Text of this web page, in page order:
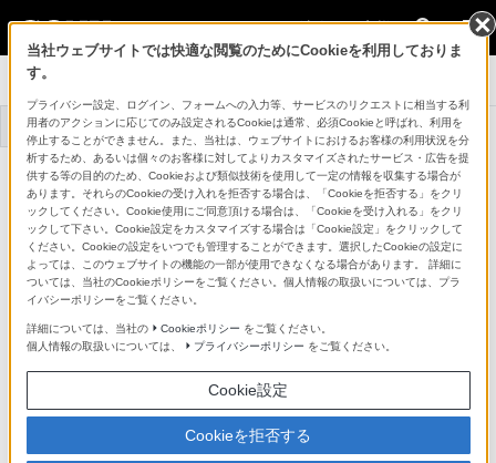
法人のお客様
システムカメラ
トップ 商品一覧 事例一覧
HDポータブルカメラ
HDC-3100
詳細メニュー
対応商品・アクセサリー
CCU / エクステンションアダプター / 関連商品
カメラ関連オプション / アクセサリー
カメラコントロールネットワークアダプター
三脚アダプター
ソフトウェア / ライセンス
当社ウェブサイトでは快適な閲覧のためにCookieを利用しておりま
す。
プライバシー設定、ログイン、フォームへの入力等、サービスのリクエストに相当する利
用者のアクションに応じてのみ設定されるCookieは通常、必須Cookieと呼ばれ、利用を
停止することができません。また、当社は、ウェブサイトにおけるお客様の利用状況を分
析するため、あるいは個々のお客様に対してよりカスタマイズされたサービス・広告を提
供する等の目的のため、Cookieおよび類似技術を使用して一定の情報を収集する場合が
あります。それらのCookieの受け入れを拒否する場合は、「Cookieを拒否する」をクリ
ックしてください。Cookie使用にご同意頂ける場合は、「Cookieを受け入れる」をクリ
ックして下さい。Cookie設定をカスタマイズする場合は「Cookie設定」をクリックして
ください。Cookieの設定をいつでも管理することができます。選択したCookieの設定に
よっては、このウェブサイトの機能の一部が使用できなくなる場合があります。 詳細に
ついては、当社のCookieポリシーをご覧ください。個人情報の取扱いについては、プラ
イバシーポリシーをご覧ください。
詳細については、当社の Cookieポリシー をご覧ください。
個人情報の取扱いについては、
プライバシーポリシー をご覧ください。
Cookie設定
Cookieを拒否する